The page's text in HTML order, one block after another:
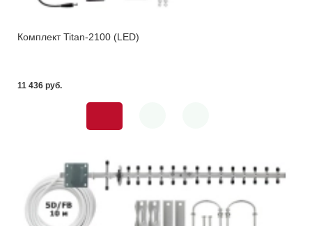
Комплект Titan-2100 (LED)
11 436 pуб.